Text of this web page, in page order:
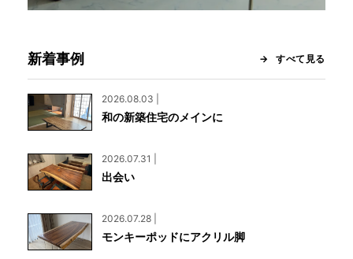
新着事例 すべて見る
2026.08.03 |
和の新築住宅のメインに
2026.07.31 |
出会い
2026.07.28 |
モンキーポッドにアクリル脚